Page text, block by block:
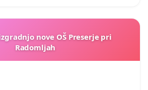
nove OŠ Preserje pri
Radomljah